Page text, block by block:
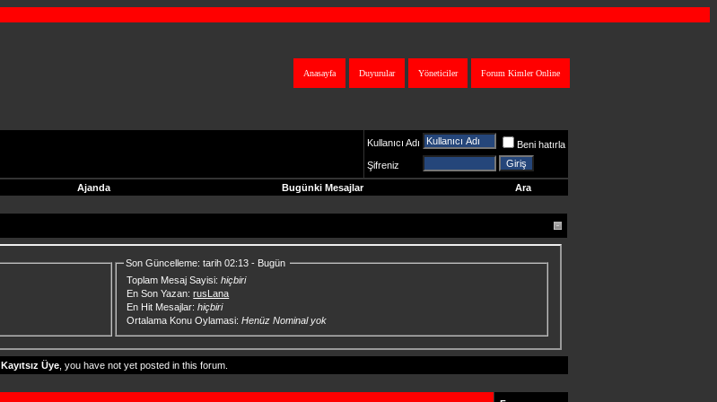
Forum Kimler Online
Yöneticiler
Duyurular
Anasayfa
Kullanıcı Adı
Beni hatırla
Şifreniz
Ajanda Bugünki Mesajlar Ara
Son Güncelleme: tarih 02:13 - Bugün
Toplam Mesaj Sayisi:hiçbiri
En Son Yazan:rusLana
En Hit Mesajlar:hiçbiri
Ortalama Konu Oylamasi:Henüz Nominal yok
Kayıtsız Üye, you have not yet posted in this forum.